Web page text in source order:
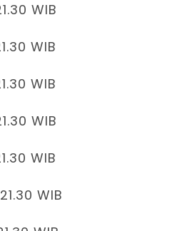
WIB
WIB
WIB
WIB
WIB
WIB